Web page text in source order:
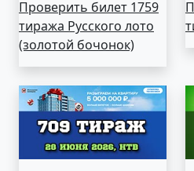
Проверить билет 1759
тиража Русского лото
(золотой бочонок)